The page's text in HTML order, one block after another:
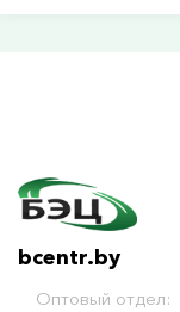
bcentr.by
Оптовый отдел: